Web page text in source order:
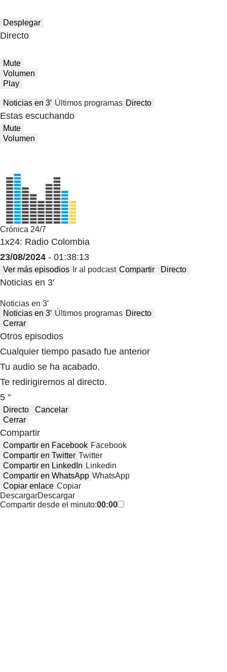
Desplegar
Directo
Mute
Volumen
Play
Noticias en 3′ Últimos programas Directo
Estas escuchando
Mute
Volumen
Crónica 24/7
1x24: Radio Colombia
23/08/2024 - 01:38:13
Ver más episodios Ir al podcast Compartir Directo
Noticias en 3′
Noticias en 3′
Noticias en 3′ Últimos programas Directo
Cerrar
Otros episodios
Cualquier tiempo pasado fue anterior
Tu audio se ha acabado.
Te redirigiremos al directo.
5 "
Directo
Cancelar
Cerrar
Compartir
Compartir en Facebook Facebook
Compartir en Twitter Twitter
Compartir en LinkedIn Linkedin
Compartir en WhatsApp WhatsApp
Copiar enlace Copiar
DescargarDescargar
Compartir desde el minuto:00:00